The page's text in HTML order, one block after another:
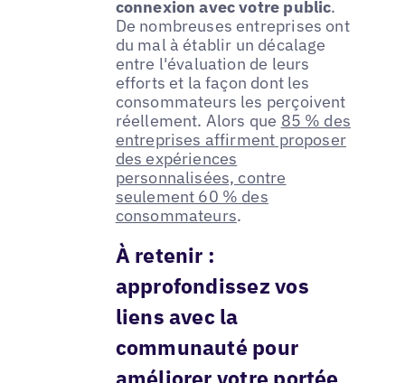
connexion avec votre public.
De nombreuses entreprises ont
du mal à établir un décalage
entre l'évaluation de leurs
efforts et la façon dont les
consommateurs les perçoivent
réellement. Alors que 85 % des
entreprises affirment proposer
des expériences
personnalisées, contre
seulement 60 % des
consommateurs.
À retenir :
approfondissez vos
liens avec la
communauté pour